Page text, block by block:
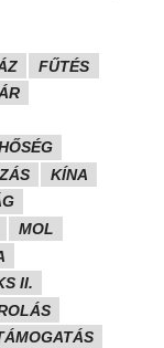
FŰTÉS
KÍNA
MOL
II.